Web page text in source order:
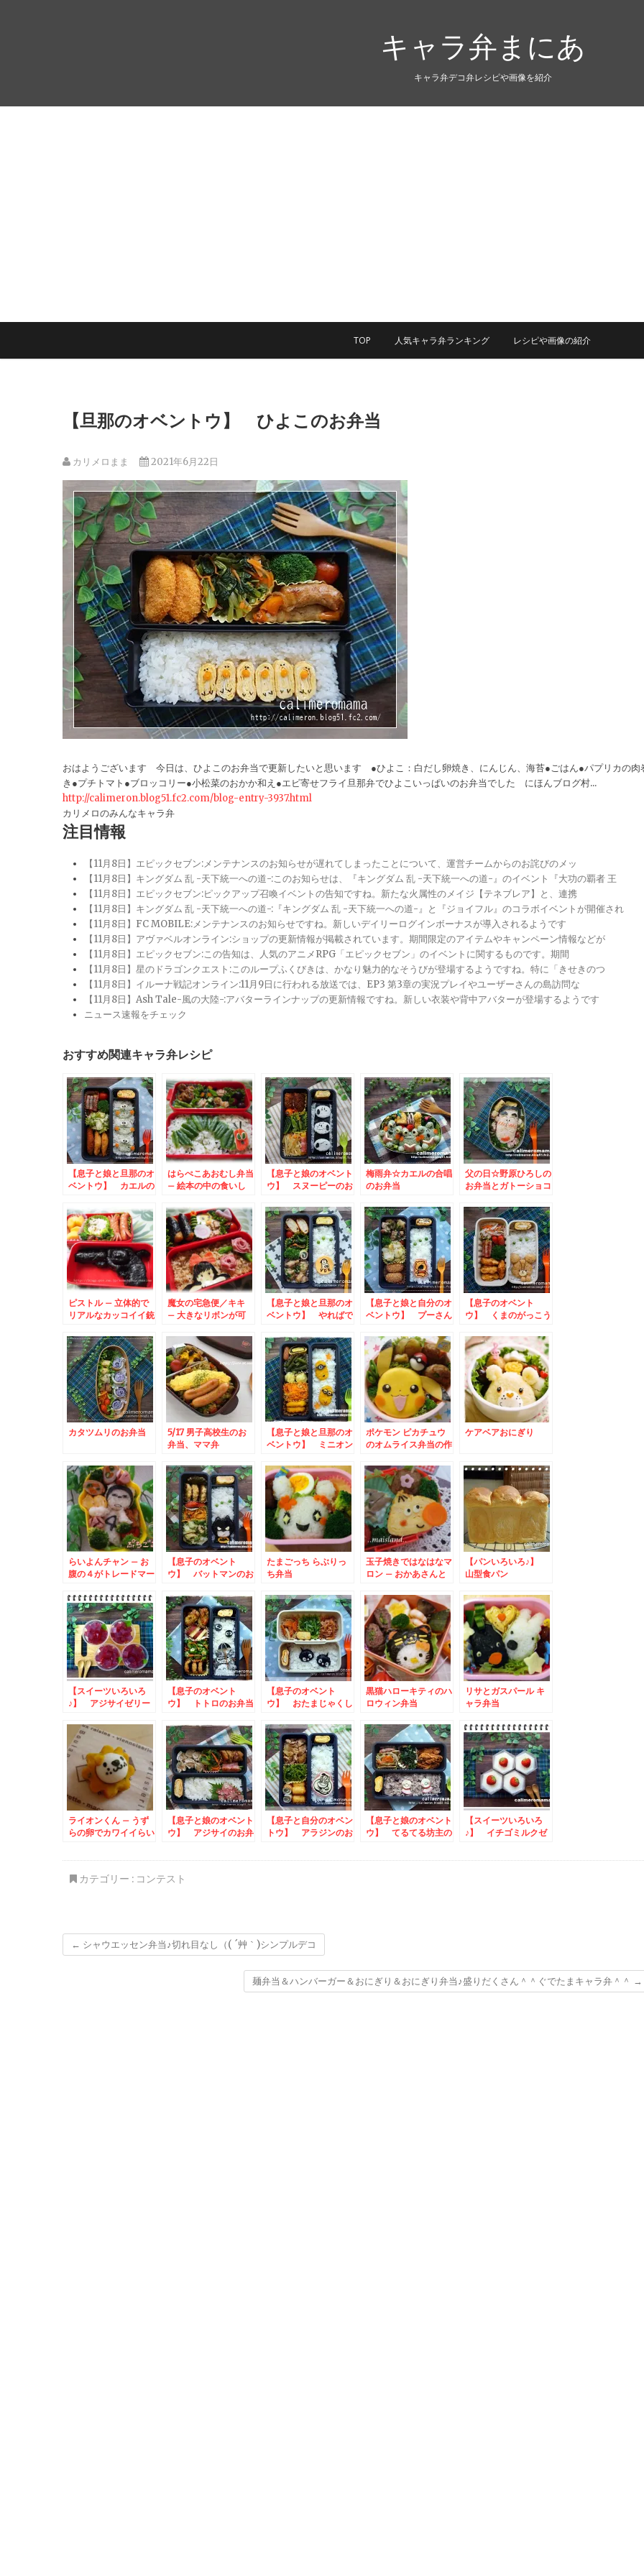
キャラ弁まにあ
キャラ弁デコ弁レシピや画像を紹介
TOP 人気キャラ弁ランキング レシピや画像の紹介
【旦那のオベントウ】 ひよこのお弁当
カリメロまま 2021年6月22日
おはようございます 今日は、ひよこのお弁当で更新したいと思います ●ひよこ：白だし卵焼き、にんじん、海苔●ごはん●パプリカの肉
き●プチトマト●ブロッコリー●小松菜のおかか和え●エビ寄せフライ旦那弁でひよこいっぱいのお弁当でした にほんブログ村...
http://calimeron.blog51.fc2.com/blog-entry-3937.html
カリメロのみんなキャラ弁
注目情報
【11月8日】エピックセブン:メンテナンスのお知らせが遅れてしまったことについて、運営チームからのお詫びのメッ
【11月8日】キングダム 乱 -天下統一への道-:このお知らせは、『キングダム 乱 -天下統一への道-』のイベント『大功の覇者 王
【11月8日】エピックセブン:ピックアップ召喚イベントの告知ですね。新たな火属性のメイジ【テネブレア】と、連携
【11月8日】キングダム 乱 -天下統一への道-:『キングダム 乱 -天下統一への道-』と『ジョイフル』のコラボイベントが開催され
【11月8日】FC MOBILE:メンテナンスのお知らせですね。新しいデイリーログインボーナスが導入されるようです
【11月8日】アヴァベルオンライン:ショップの更新情報が掲載されています。期間限定のアイテムやキャンペーン情報などが
【11月8日】エピックセブン:この告知は、人気のアニメRPG「エピックセブン」のイベントに関するものです。期間
【11月8日】星のドラゴンクエスト:このループふくびきは、かなり魅力的なそうびが登場するようですね。特に「きせきのつ
【11月8日】イルーナ戦記オンライン:11月9日に行われる放送では、EP3 第3章の実況プレイやユーザーさんの島訪問な
【11月8日】Ash Tale-風の大陸-:アバターラインナップの更新情報ですね。新しい衣装や背中アバターが登場するようです
ニュース速報をチェック
おすすめ関連キャラ弁レシピ
【息子と娘と旦那のオ
ベントウ】 カエルの
はらぺこあおむし弁当
– 絵本の中の食いし
【息子と娘のオベント
ウ】 スヌーピーのお
梅雨弁☆カエルの合唱
のお弁当
父の日☆野原ひろしの
お弁当とガトーショコ
ピストル – 立体的で
リアルなカッコイイ銃
魔女の宅急便／キキ
– 大きなリボンが可
【息子と娘と旦那のオ
ベントウ】 やればで
【息子と娘と自分のオ
ベントウ】 プーさん
【息子のオベント
ウ】 くまのがっこう
カタツムリのお弁当
5/17 男子高校生のお
弁当、ママ弁
【息子と娘と旦那のオ
ベントウ】 ミニオン
ポケモン ピカチュウ
のオムライス弁当の作
ケアベアおにぎり
らいよんチャン – お
腹の４がトレードマー
マスコットキャラクタ
ー
【息子のオベント
ウ】 バットマンのお
たまごっち らぶりっ
ち弁当
玉子焼きではなはなマ
ロン – おかあさんと
レンズ』
【パンいろいろ♪】
山型食パン
【スイーツいろいろ
♪】 アジサイゼリー
【息子のオベント
ウ】 トトロのお弁当
【息子のオベント
ウ】 おたまじゃくし
黒猫ハローキティのハ
ロウィン弁当
リサとガスパール キ
ャラ弁当
ライオンくん – うず
らの卵でカワイイらい
【息子と娘のオベント
ウ】 アジサイのお弁
【息子と自分のオベン
トウ】 アラジンのお
【息子と娘のオベント
ウ】 てるてる坊主の
【スイーツいろいろ
♪】 イチゴミルクゼ
カテゴリー : コンテスト
← シャウエッセン弁当♪切れ目なし（( ´艸｀)シンプルデコ
麺弁当＆ハンバーガー＆おにぎり＆おにぎり弁当♪盛りだくさん＾＾ぐでたまキャラ弁＾＾ →